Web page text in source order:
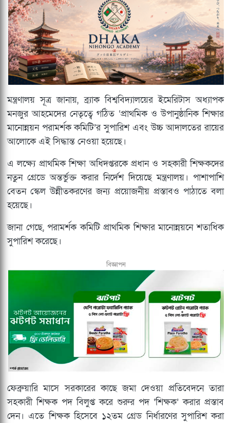
মন্ত্রণালয় সূত্র জানায়, ব্র্যাক বিশ্ববিদ্যালয়ের ইমেরিটাস অধ্যাপক
মনজুর আহমেদের নেতৃত্বে গঠিত ‘প্রাথমিক ও উপানুষ্ঠানিক শিক্ষার
মানোন্নয়ন পরামর্শক কমিটি’র সুপারিশ এবং উচ্চ আদালতের রায়ের
আলোকে এই সিদ্ধান্ত নেওয়া হয়েছে।
এ লক্ষ্যে প্রাথমিক শিক্ষা অধিদপ্তরকে প্রধান ও সহকারী শিক্ষকদের
নতুন গ্রেডে অন্তর্ভুক্ত করার নির্দেশ দিয়েছে মন্ত্রণালয়। পাশাপাশি
বেতন স্কেল উন্নীতকরণের জন্য প্রয়োজনীয় প্রস্তাবও পাঠাতে বলা
হয়েছে।
জানা গেছে, পরামর্শক কমিটি প্রাথমিক শিক্ষার মানোন্নয়নে শতাধিক
সুপারিশ করেছে।
বিজ্ঞাপন
ফেব্রুয়ারি মাসে সরকারের কাছে জমা দেওয়া প্রতিবেদনে তারা
সহকারী শিক্ষক পদ বিলুপ্ত করে শুরুর পদ ‘শিক্ষক’ করার প্রস্তাব
দেন। এতে শিক্ষক হিসেবে ১২তম গ্রেড নির্ধারণের সুপারিশ করা